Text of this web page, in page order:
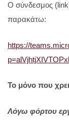
Ο σύνδεσμος
παρακάτω:
https://
Το μόνο που
Λόγω φόρτου